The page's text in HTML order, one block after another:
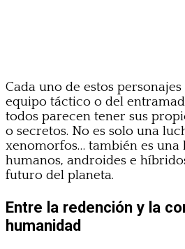
Cada uno de estos
equipo táctico o del
todos parecen tener sus
o secretos. No es solo una
xenomorfos… también es una
humanos, androides e
futuro del planeta.
Entre la redención y la
humanidad